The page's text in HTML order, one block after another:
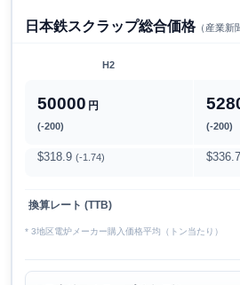
日本鉄スクラップ総合価格（産業新
H2
50000 円
(-200) (-200)
$318.9 (-1.74)
換算レート (TTB)
* 3地区電炉メーカー購入価格平均（トン当たり）